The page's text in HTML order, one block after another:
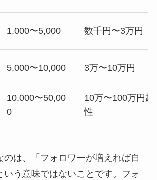
1,000〜5,000 数千円〜3万円
5,000〜10,000 3万〜10万円
10,000〜50,00
0
10万〜100万円超
性
のは、「フォロワーが増えれば自
いう意味ではないことです。フォ